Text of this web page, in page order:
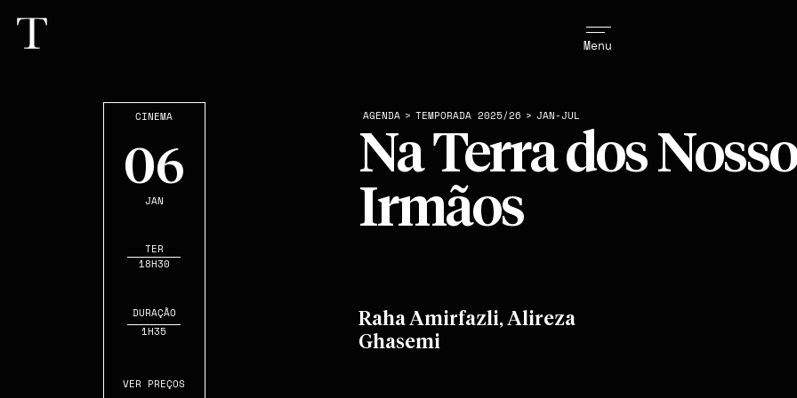
Menu
Na Terra dos
Irmãos
CINEMA
06
JAN
TER
18H30
DURAÇÃO
1H35
VER PREÇOS
AGENDA > TEMPORADA 2025/26 > JAN-JUL
Raha Amirfazli, Alireza
Ghasemi